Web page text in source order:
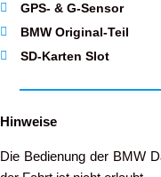
GPS- & G-Sensor
BMW Original-Teil
SD-Karten Slot
Hinweise
Die Bedienung der BMW